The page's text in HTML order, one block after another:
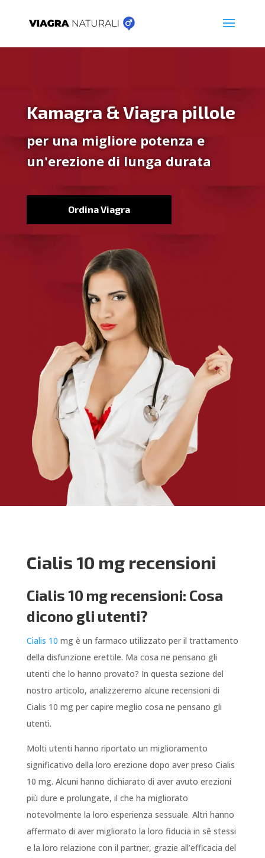
Kamagra & Viagra pillole
per una migliore potenza e
un'erezione di lunga durata
Ordina Viagra
Cialis 10 mg recensioni
Cialis 10 mg recensioni: Cosa
dicono gli utenti?
Cialis 10 mg è un farmaco utilizzato per il trattamento
della disfunzione erettile. Ma cosa ne pensano gli
utenti che lo hanno provato? In questa sezione del
nostro articolo, analizzeremo alcune recensioni di
Cialis 10 mg per capire meglio cosa ne pensano gli
utenti.
Molti utenti hanno riportato un miglioramento
significativo della loro erezione dopo aver preso Cialis
10 mg. Alcuni hanno dichiarato di aver avuto erezioni
più dure e prolungate, il che ha migliorato
notevolmente la loro esperienza sessuale. Altri hanno
affermato di aver migliorato la loro fiducia in sê stessi
e la loro relazione con il partner, grazie all’efficacia del